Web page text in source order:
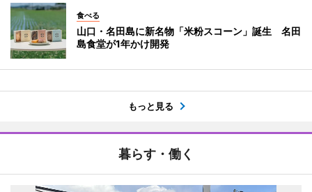
食べる
山口・名田島に新名物「米粉スコーン」誕生 名田
島食堂が1年かけ開発
もっと見る
暮らす・働く